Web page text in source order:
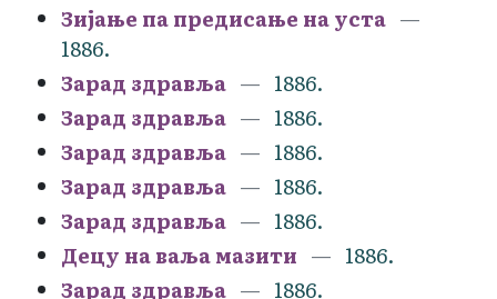
Зијање па предисање на уста
1886.
Зарад здравља
1886.
Зарад здравља
1886.
Зарад здравља
1886.
Зарад здравља
1886.
Зарад здравља
1886.
Децу на ваља мазити
1886.
Зарад здравља
1886.